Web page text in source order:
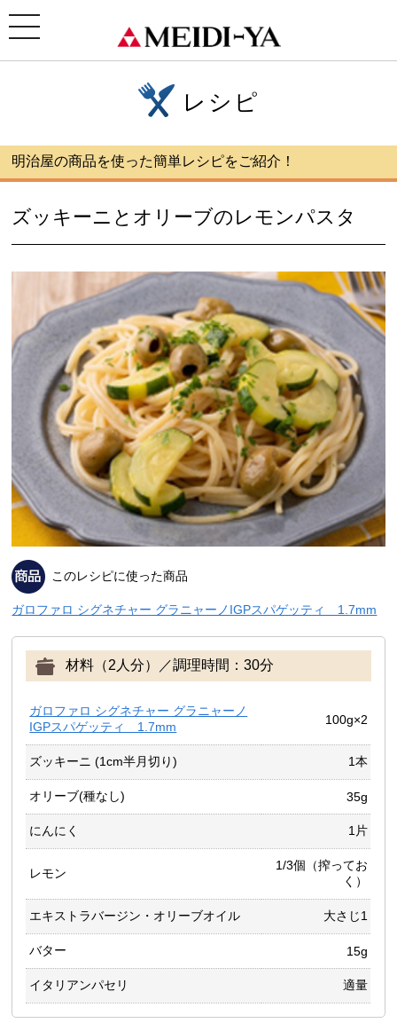
toggle
navigation
レシピ
明治屋の商品を使った簡単レシピをご紹介！
ズッキーニとオリーブのレモンパスタ
このレシピに使った商品
ガロファロ シグネチャー グラニャーノIGPスパゲッティ 1.7mm
材料（2人分）／調理時間：30分
ガロファロ シグネチャー グラニャーノ
IGPスパゲッティ 1.7mm
100g×2
ズッキーニ (1cm半月切り) 1本
オリーブ(種なし) 35g
にんにく 1片
レモン
1/3個（搾ってお
く）
エキストラバージン・オリーブオイル 大さじ1
バター 15g
イタリアンパセリ 適量